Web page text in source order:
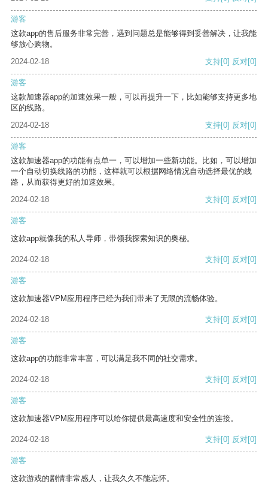
游客
这款app的售后服务非常完善，遇到问题总是能够得到妥善解决，让我能
够放心购物。
2024-02-18
支持[0] 反对[0]
游客
这款加速器app的加速效果一般，可以再提升一下，比如能够支持更多地
区的线路。
2024-02-18
支持[0] 反对[0]
游客
这款加速器app的功能有点单一，可以增加一些新功能。比如，可以增加
一个自动切换线路的功能，这样就可以根据网络情况自动选择最优的线
路，从而获得更好的加速效果。
2024-02-18
支持[0] 反对[0]
游客
这款app就像我的私人导师，带领我探索知识的奥秘。
2024-02-18 支持[0] 反对[0]
游客
这款加速器VPM应用程序已经为我们带来了无限的流畅体验。
2024-02-18 支持[0] 反对[0]
游客
这款app的功能非常丰富，可以满足我不同的社交需求。
2024-02-18 支持[0] 反对[0]
游客
这款加速器VPM应用程序可以给你提供最高速度和安全性的连接。
2024-02-18 支持[0] 反对[0]
游客
这款游戏的剧情非常感人，让我久久不能忘怀。